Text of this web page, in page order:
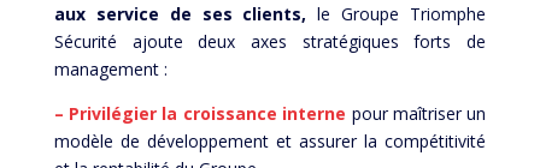
aux service de ses clients, le Groupe Triomphe
Sécurité ajoute deux axes stratégiques forts de
management :
– Privilégier la croissance interne pour maîtriser un
modèle de développement et assurer la compétitivité